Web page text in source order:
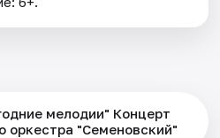
мелодии" Концерт
оркестра "Семеновский"